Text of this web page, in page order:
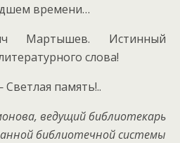
времени…
Мартышев. Истинный
слова!
память!..
ведущий библиотекарь
библиотечной системы